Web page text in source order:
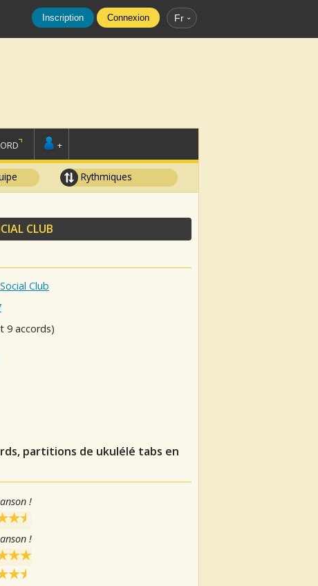
Inscription Connexion Fr
+
Rythmiques
CLUB
Club
9 accords)
partitions de ukulélé tabs en
!
!